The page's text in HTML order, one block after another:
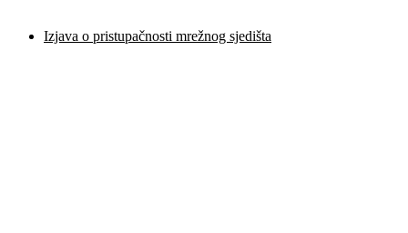
Izjava o pristupačnosti mrežnog sjedišta